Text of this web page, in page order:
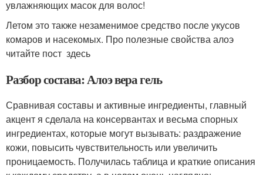
увлажняющих масок для волос!
Летом это также незаменимое средство после укусов
комаров и насекомых. Про полезные свойства алоэ
читайте пост здесь
Разбор состава: Алоэ вера гель
Сравнивая составы и активные ингредиенты, главный
акцент я сделала на консервантах и весьма спорных
ингредиентах, которые могут вызывать: раздражение
кожи, повысить чувствительность или увеличить
проницаемость. Получилась таблица и краткие описания